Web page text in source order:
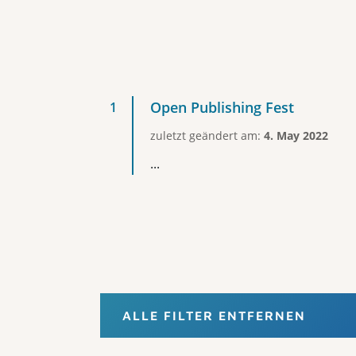
Open Publishing Fest
zuletzt geändert am: 4. May 2022
...
ALLE FILTER ENTFERNEN